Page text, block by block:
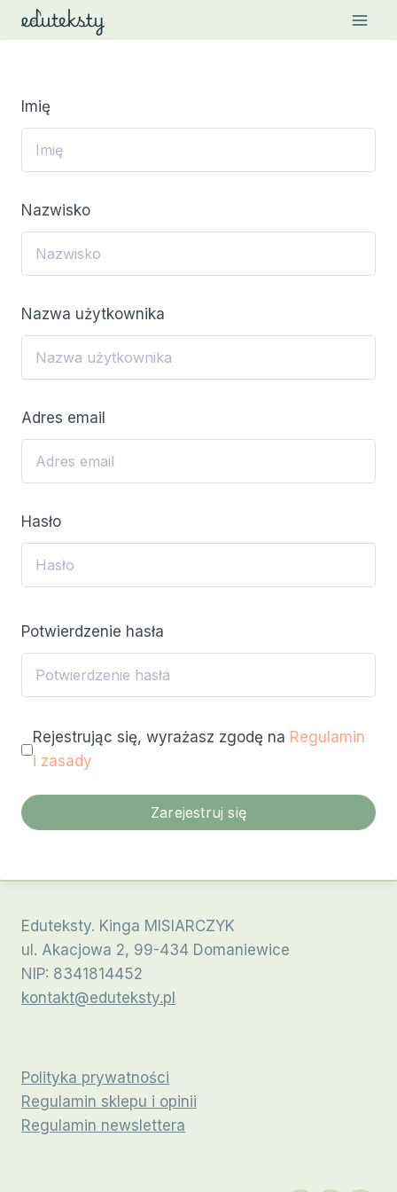
Przejdź
Imię
Nazwisko
Nazwa użytkownika
Adres email
Hasło
Potwierdzenie hasła
Rejestrując się, wyrażasz zgodę na Regulamin
i zasady
Zarejestruj się
Eduteksty. Kinga MISIARCZYK
ul. Akacjowa 2, 99-434 Domaniewice
NIP: 8341814452
kontakt@eduteksty.pl
Polityka prywatności
Regulamin sklepu i opinii
Regulamin newslettera